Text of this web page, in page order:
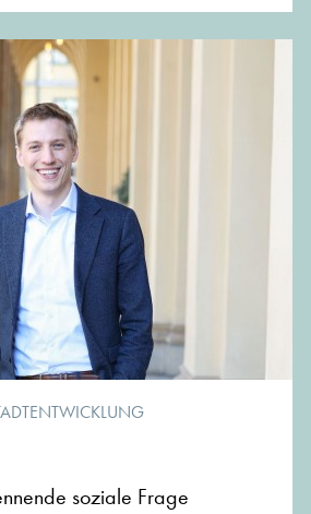
soziale Frage